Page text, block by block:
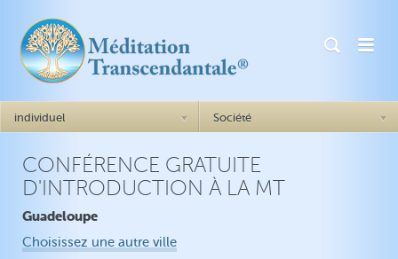
individuel
Comment cela marche ?
Réalisation de soi
Plus de confiance en soi
Généralités Comment cela
marche ?
Société
CONFÉRENCE GRATUITE
D'INTRODUCTION À LA MT
Guadeloupe
Choisissez une autre ville